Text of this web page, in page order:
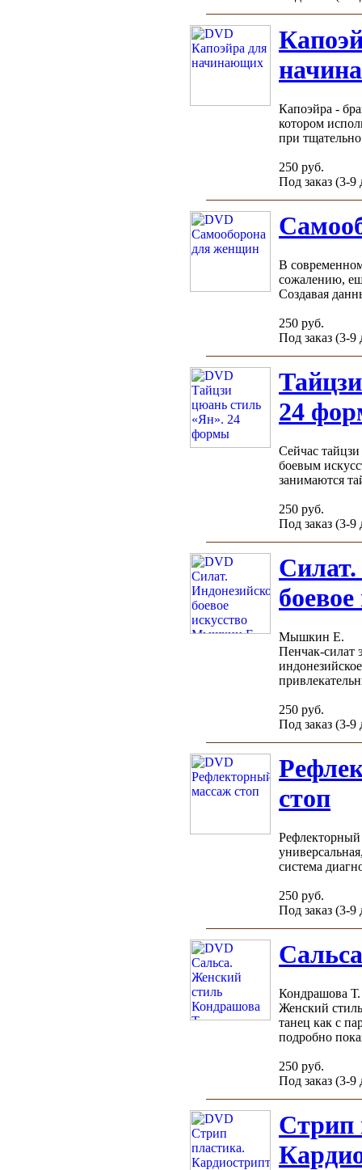
Капоэйра -
котором
при
250 руб.
Под заказ (3-9
В
сожалению,
Создавая
250 руб.
Под заказ (3-9
24
Сейчас
боевым
занимаются
250 руб.
Под заказ (3-9
Силат.
Мышкин Е.
Пенчак-силат
250 руб.
Под заказ (3-9
стоп
Рефлекторный
система
250 руб.
Под заказ (3-9
Кондрашова Т.
Женский
танец как с
подробно
250 руб.
Под заказ (3-9
Стрип